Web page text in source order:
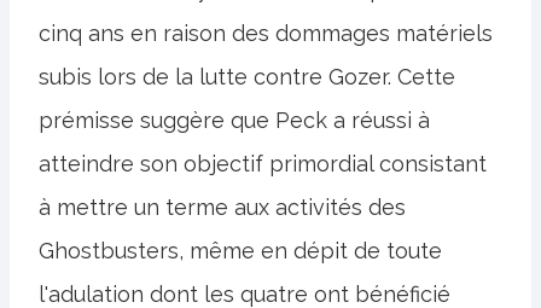
cinq ans en raison des dommages matériels
subis lors de la lutte contre Gozer. Cette
prémisse suggère que Peck a réussi à
atteindre son objectif primordial consistant
à mettre un terme aux activités des
Ghostbusters, même en dépit de toute
l'adulation dont les quatre ont bénéficié